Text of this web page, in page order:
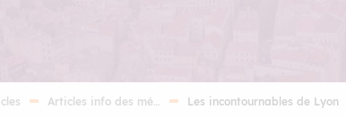
Articles info des mé… Les incontournables de Lyon